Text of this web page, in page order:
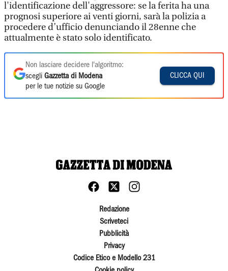
l'identificazione dell'aggressore: se la ferita ha una
prognosi superiore ai venti giorni, sarà la polizia a
procedere d’ufficio denunciando il 28enne che
attualmente è stato solo identificato.
Non lasciare decidere l'algoritmo:
scegli Gazzetta di Modena
per le tue notizie su Google
CLICCA QUI
Redazione
Scriveteci
Pubblicità
Privacy
Codice Etico e Modello 231